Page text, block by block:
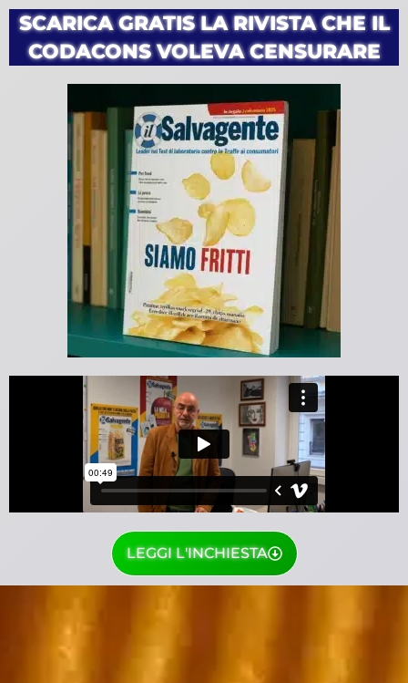
SCARICA GRATIS LA RIVISTA CHE IL
CODACONS VOLEVA CENSURARE
LEGGI L'INCHIESTA